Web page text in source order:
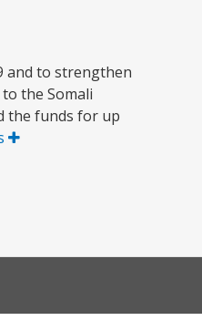
and to strengthen
the Somali
the funds for up